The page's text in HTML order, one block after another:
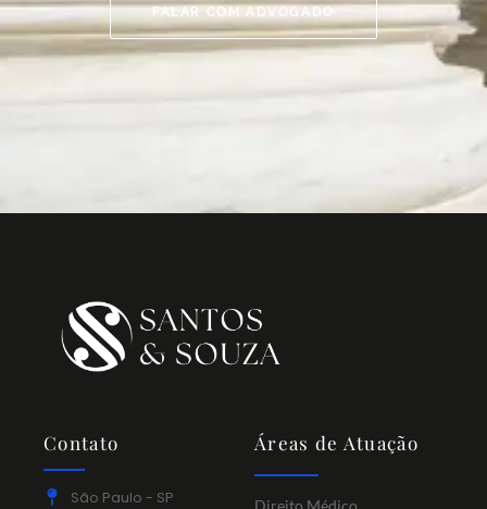
FALAR COM ADVOGADO
Contato
São Paulo - SP
Áreas de Atuação
Direito Médico